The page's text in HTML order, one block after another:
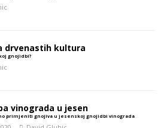
drvenastih kultura
gnojidbi?
vinograda u jesen
primjeniti gnojiva u jesenskoj gnojidbi vinograda